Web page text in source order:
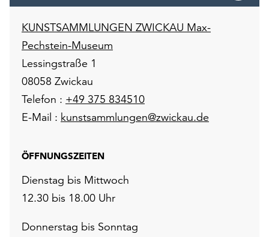
KUNSTSAMMLUNGEN ZWICKAU Max-
Pechstein-Museum
Lessingstraße 1
08058 Zwickau
Telefon : +49 375 834510
E-Mail : kunstsammlungen@zwickau.de
ÖFFNUNGSZEITEN
Dienstag bis Mittwoch
12.30 bis 18.00 Uhr
Donnerstag bis Sonntag